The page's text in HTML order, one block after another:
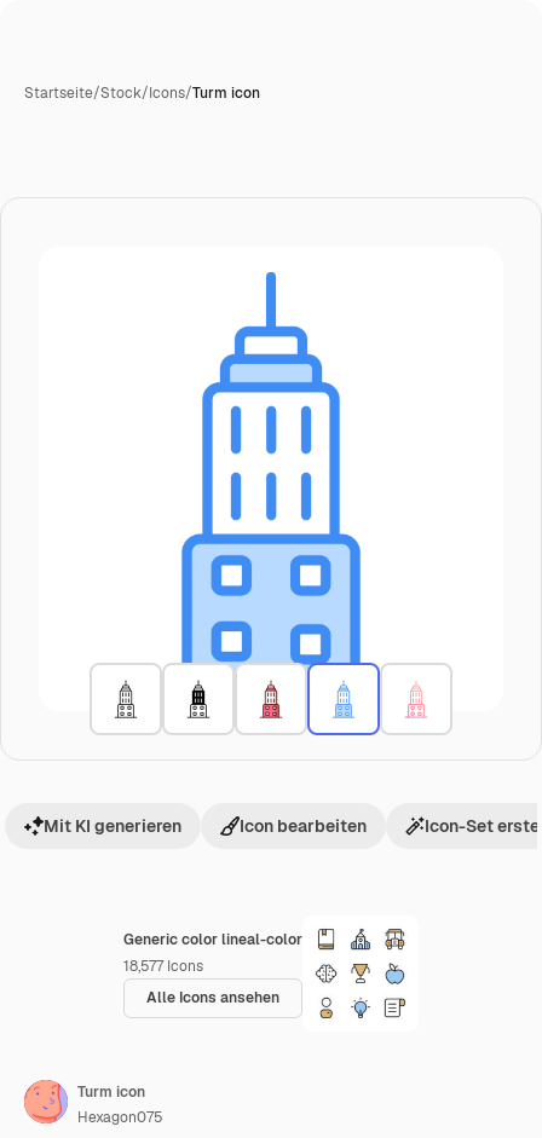
Startseite/Stock/Icons/Turm icon
Generic color lineal-color
18,577 Icons
Alle Icons ansehen
Mit KI generieren Icon bearbeiten Icon-Set
Turm icon
Hexagon075